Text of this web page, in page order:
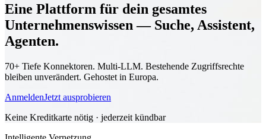
Eine Plattform für dein gesamtes
Unternehmenswissen — Suche, Assistent,
Agenten.
70+ Tiefe Konnektoren. Multi-LLM. Bestehende Zugriffsrechte
bleiben unverändert. Gehostet in Europa.
AnmeldenJetzt ausprobieren
Keine Kreditkarte nötig · jederzeit kündbar